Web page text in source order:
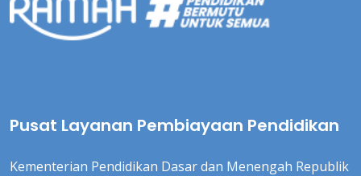
Pusat Layanan Pembiayaan Pendidikan
Kementerian Pendidikan Dasar dan Menengah Republik